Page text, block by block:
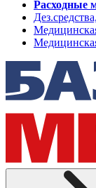
Расходные